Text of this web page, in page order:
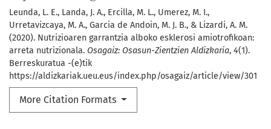
Leunda, L. E., Landa, J. A., Ercilla, M. L., Umerez, M. I.,
Urretavizcaya, M. A., Garcia de Andoin, M. J. B., & Lizardi, A. M.
(2020). Nutrizioaren garrantzia alboko esklerosi amiotrofikoan:
arreta nutrizionala. Osagaiz: Osasun-Zientzien Aldizkaria, 4(1).
Berreskuratua -(e)tik
https://aldizkariak.ueu.eus/index.php/osagaiz/article/view/301
More Citation Formats